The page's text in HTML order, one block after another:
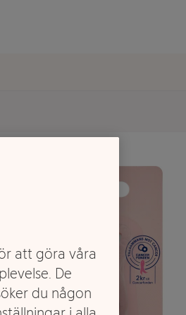
att göra våra
De
du någon